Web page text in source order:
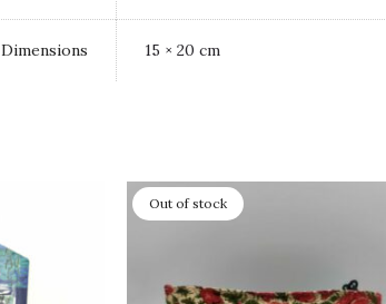
Dimensions 15 × 20 cm
Out of stock